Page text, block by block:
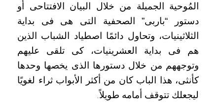
المُوحية الجميلة من خلال البيان الافتتاحى أو
دستور “باربى” الصحفية التى هى فى بداية
الثلاثينيات، وتحاول دائمًا اصطياد الشباب الذين
هم فى بداية العشرينيات، كى تلقى عليهم
وتوجههم من خلال دستورها الذى يخصها وحدها
كأنثى، هذا الباب كان من أكثر الأبواب ثراء لغويًا
ليجعلك تتوقف أمامه طويلاً.